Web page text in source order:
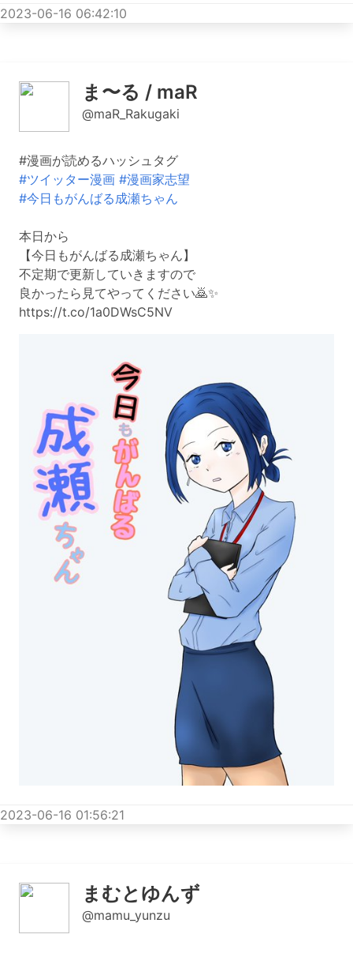
2023-06-16 06:42:10
ま〜る / maR
@maR_Rakugaki
#漫画が読めるハッシュタグ
#ツイッター漫画 #漫画家志望
#今日もがんばる成瀬ちゃん
本日から
【今日もがんばる成瀬ちゃん】
不定期で更新していきますので
良かったら見てやってください🙇✨
https://t.co/1a0DWsC5NV
2023-06-16 01:56:21
まむとゆんず
@mamu_yunzu